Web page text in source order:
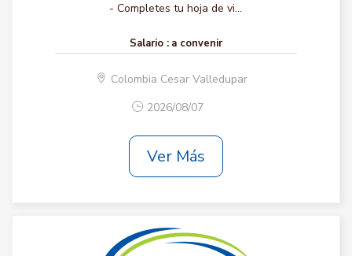
- Completes tu hoja de vi...
Salario : a convenir
Colombia Cesar Valledupar
2026/08/07
Ver Más